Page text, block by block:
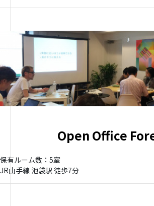
Open Office
保有ルーム数：5室
JR山手線 池袋駅 徒歩7分